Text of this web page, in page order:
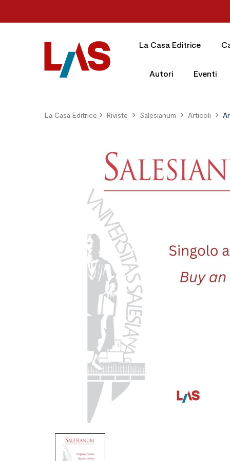
La Casa Editrice
Autori Eventi
La Casa Editrice Riviste Salesianum Articoli